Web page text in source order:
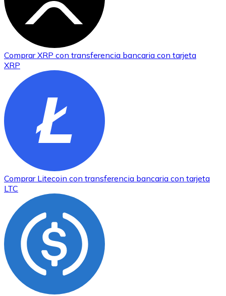
ComprarXRP con transferencia bancaria con tarjeta
XRP
Comprar Litecoin con transferencia bancaria con tarjeta
LTC